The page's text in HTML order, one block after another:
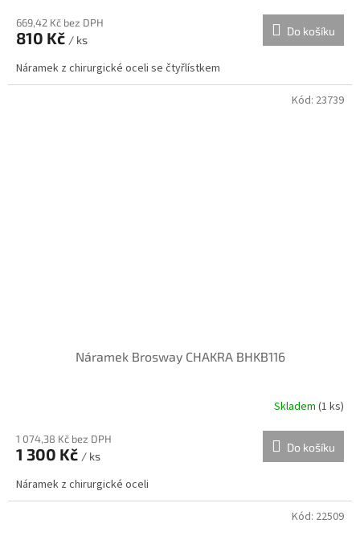
669,42 Kč bez DPH
810 Kč / ks
Do košíku
Náramek z chirurgické oceli se čtyřlístkem
Náramek Brosway CHAKRA BHKB116
Skladem (1 ks)
1 074,38 Kč bez DPH
1 300 Kč / ks
Do košíku
Náramek z chirurgické oceli
Kód: 23739
Kód: 22509